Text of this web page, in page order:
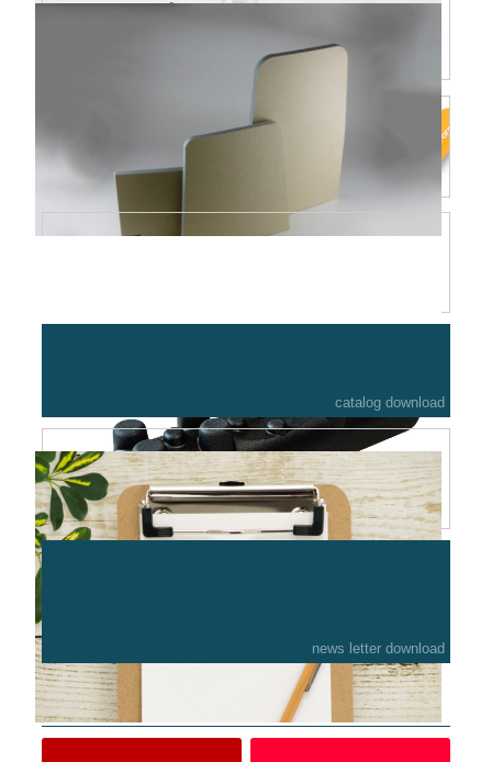
目地フォーム®
catalog download
よくある質問
よくある質問にお答えします！
news letter download
オンラインショップ